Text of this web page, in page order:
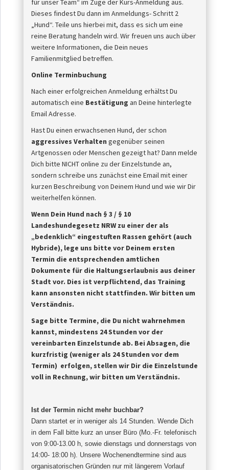
für unser Team“ im Zuge der Kurs-Anmeldung aus.
Dieses findest Du dann im Anmeldungs- Schritt 2
„Hund“. Teile uns hierbei mit, dass es sich um eine
reine Beratung handeln wird. Wir freuen uns auch über
weitere Informationen, die Dein neues
Familienmitglied betreffen.
Online Terminbuchung
Nach einer erfolgreichen Anmeldung erhältst Du
automatisch eine Bestätigung an Deine hinterlegte
Email Adresse.
Hast Du einen erwachsenen Hund, der schon
aggressives Verhalten gegenüber seinen
Artgenossen oder Menschen gezeigt hat? Dann melde
Dich bitte NICHT online zu der Einzelstunde an,
sondern schreibe uns zunächst eine Email mit einer
kurzen Beschreibung von Deinem Hund und wie wir Dir
weiterhelfen können.
Wenn Dein Hund nach § 3 / § 10
Landeshundegesetz NRW zu einer der als
„bedenklich“ eingestuften Rassen gehört (auch
Hybride), lege uns bitte vor Deinem ersten
Termin die entsprechenden amtlichen
Dokumente für die Haltungserlaubnis aus deiner
Stadt vor. Dies ist verpflichtend, das Training
kann ansonsten nicht stattfinden. Wir bitten um
Verständnis.
Sage bitte Termine, die Du nicht wahrnehmen
kannst, mindestens 24 Stunden vor der
vereinbarten Einzelstunde ab. Bei Absagen, die
kurzfristig (weniger als 24 Stunden vor dem
Termin) erfolgen, stellen wir Dir die Einzelstunde
voll in Rechnung, wir bitten um Verständnis.
Ist der Termin nicht mehr buchbar?
Dann startet er in weniger als 14 Stunden. Wende Dich
in dem Fall bitte kurz an unser Büro (Mo.-Fr. telefonisch
von 9:00-13.00 h, sowie dienstags und donnerstags von
14:00- 18:00 h). Unsere Wochenendtermine sind aus
organisatorischen Gründen nur mit längerem Vorlauf